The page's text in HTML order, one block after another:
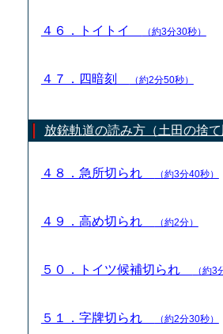
４６．トイトイ （約3分30秒）
４７．四暗刻 （約2分50秒）
放銃軌道の読み方（土田の捨て
４８．急所切られ （約3分40秒）
４９．高め切られ （約2分）
５０．トイツ候補切られ （約3
５１．字牌切られ （約2分30秒）